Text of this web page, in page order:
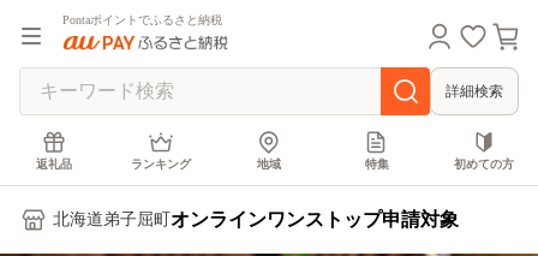
Pontaポイントでふるさと納税
詳細検索
返礼品 ランキング 地域 特集 初めての方
北海道弟子屈町 オンラインワンストップ申請対象